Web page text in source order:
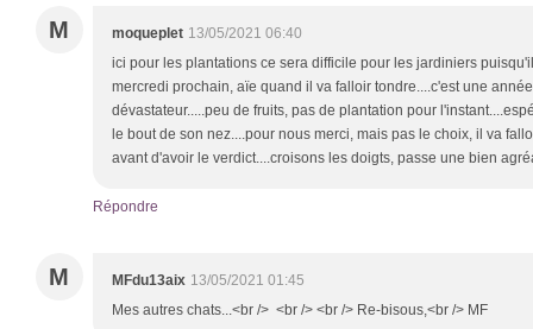
M moqueplet 13/05/2021 06:40
ici pour les plantations ce sera difficile pour les jardiniers
mercredi prochain, aïe quand il va falloir tondre....c'est une
dévastateur.....peu de fruits, pas de plantation pour
le bout de son nez....pour nous merci, mais pas le choix, il va
avant d'avoir le verdict....croisons les doigts, passe une bien
Répondre
M MFdu13aix 13/05/2021 01:45
Mes autres chats...<br /> <br /> <br /> Re-bisous,<br /> MF